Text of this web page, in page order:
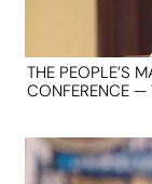
THE PEOPLE’S
CONFERENCE —